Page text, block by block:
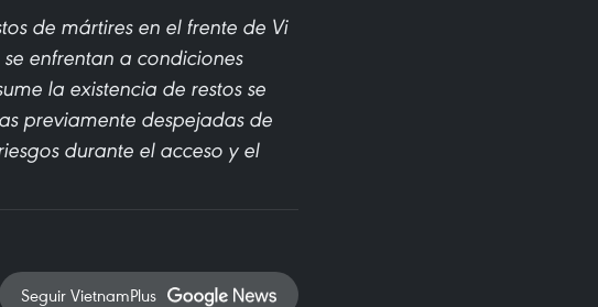
de mártires en el frente de Vi
enfrentan a condiciones
la existencia de restos se
previamente despejadas de
durante el acceso y el
Seguir VietnamPlus